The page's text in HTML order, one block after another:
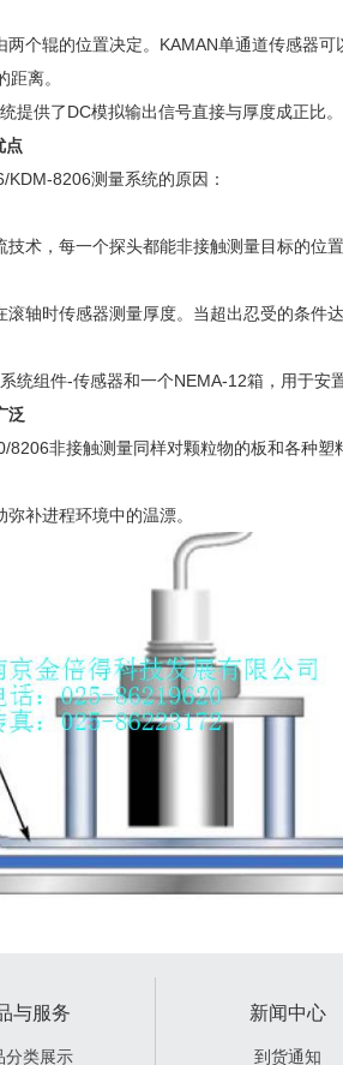
个辊的位置决定。KAMAN单通道传感器
距离。
提供了DC模拟输出信号直接与厚度成正比
点
KDM-8206测量系统的原因：
术，每一个探头都能非接触测量目标的位
轴时传感器测量厚度。当超出忍受的条件
统组件-传感器和一个NEMA-12箱，用于安
泛
非接触测量同样对颗粒物的板和各种塑
补进程环境中的温漂。
与服务
分类展示
新闻中心
到货通知